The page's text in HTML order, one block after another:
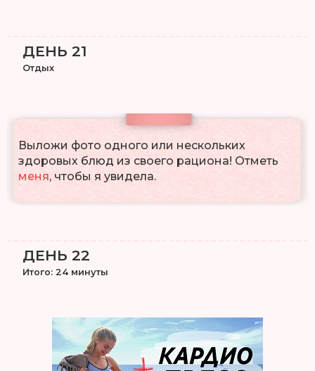
Выложи фото одного или нескольких
здоровых блюд из своего рациона! Отметь
меня, чтобы я увидела.
ДЕНЬ 21
Отдых
ДЕНЬ 22
Итого: 24 минуты